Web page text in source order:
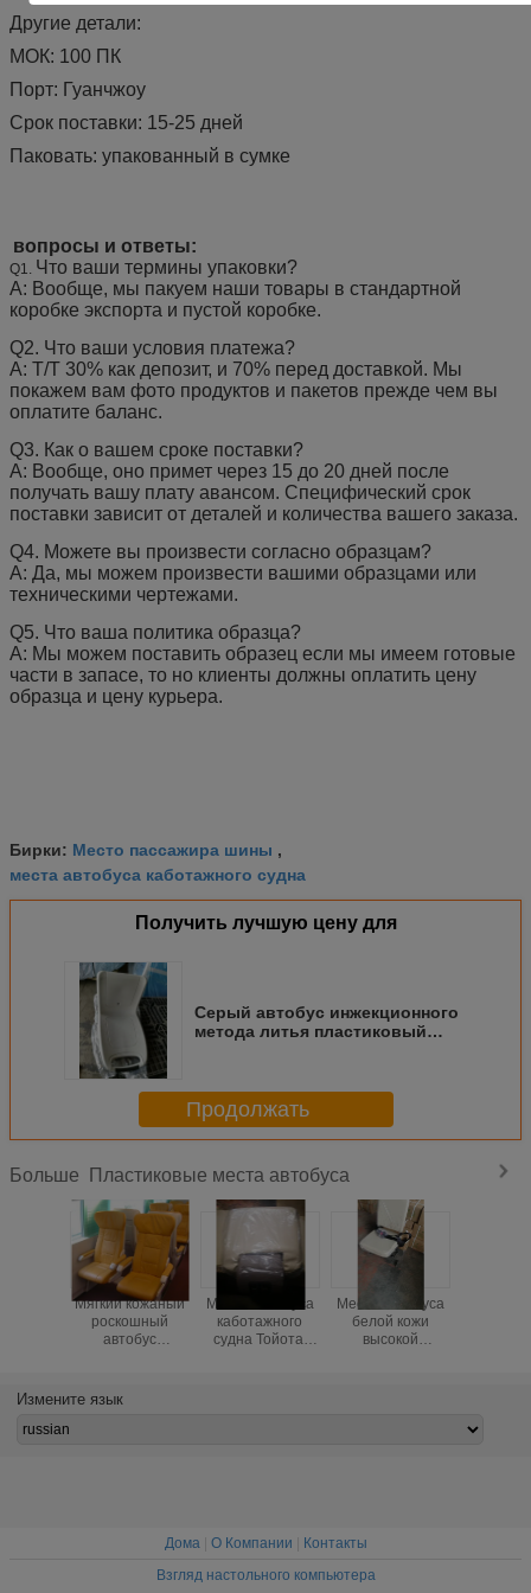
Другие детали:
МОК: 100 ПК
Порт: Гуанчжоу
Срок поставки: 15-25 дней
Паковать: упакованный в сумке
вопросы и ответы:
Q1. Что ваши термины упаковки?
А: Вообще, мы пакуем наши товары в стандартной
коробке экспорта и пустой коробке.
Q2. Что ваши условия платежа?
А: Т/Т 30% как депозит, и 70% перед доставкой. Мы
покажем вам фото продуктов и пакетов прежде чем вы
оплатите баланс.
Q3. Как о вашем сроке поставки?
А: Вообще, оно примет через 15 до 20 дней после
получать вашу плату авансом. Специфический срок
поставки зависит от деталей и количества вашего заказа.
Q4. Можете вы произвести согласно образцам?
А: Да, мы можем произвести вашими образцами или
техническими чертежами.
Q5. Что ваша политика образца?
А: Мы можем поставить образец если мы имеем готовые
части в запасе, то но клиенты должны оплатить цену
образца и цену курьера.
Бирки: Место пассажира шины ,
места автобуса каботажного судна
Получить лучшую цену для
Серый автобус инжекционного
метода литья пластиковый
Продолжать
Больше Пластиковые места автобуса
Мягкий кожаный
роскошный
автобус
изготовленные
Места автобуса
каботажного
судна Тойота,
Места автобуса
белой кожи
высокой
Измените язык
Дома| О Компании
Контакты
Взгляд настольного компьютера